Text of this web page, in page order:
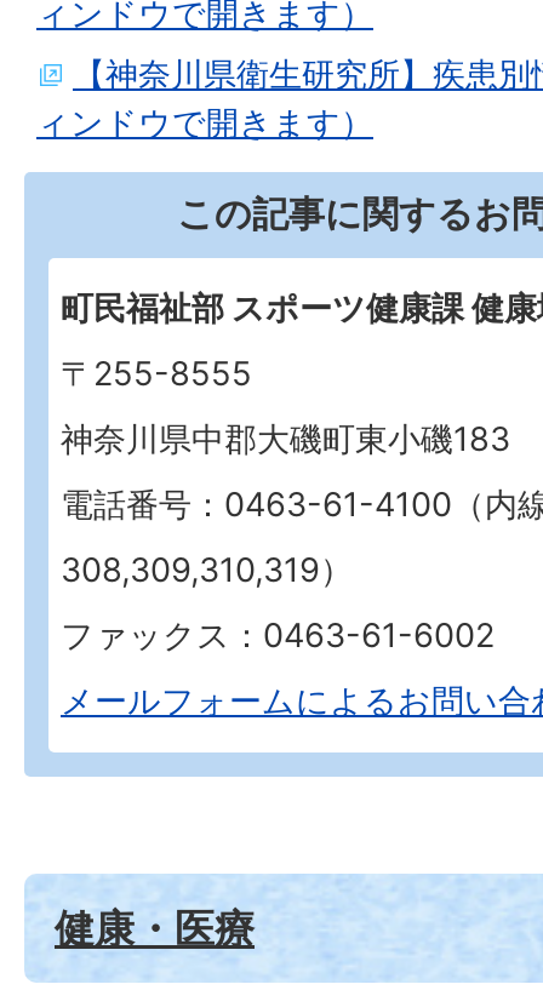
ィンドウで開きます）
【神奈川県衛生研究所】疾患
ィンドウで開きます）
この記事に関するお
町民福祉部 スポーツ健康課 健
〒255-8555
神奈川県中郡大磯町東小磯183
電話番号：0463-61-4100（内
308,309,310,319）
ファックス：0463-61-6002
メールフォームによるお問い合
健康・医療